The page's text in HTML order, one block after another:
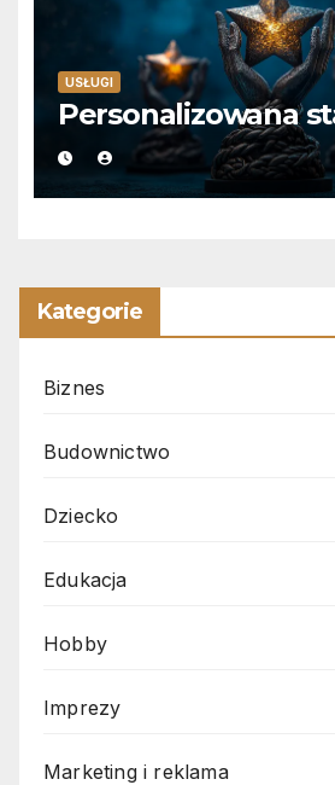
USŁUGI
Personalizowana
Kategorie
Biznes
Budownictwo
Dziecko
Edukacja
Hobby
Imprezy
Marketing i reklama